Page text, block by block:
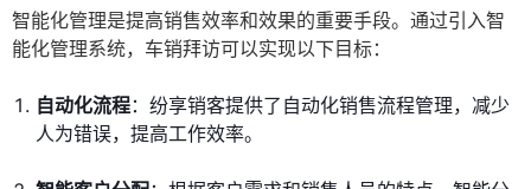
智能化管理是提高销售效率和效果的重要手段。通过引入智
能化管理系统，车销拜访可以实现以下目标：
自动化流程：纷享销客提供了自动化销售流程管理，减少
人为错误，提高工作效率。